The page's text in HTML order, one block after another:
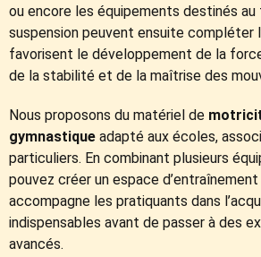
ou encore les équipements destinés au
suspension peuvent ensuite compléter
favorisent le développement de la
de la stabilité et de la maîtrise des
Nous proposons du matériel de
gymnastique adapté aux écoles,
particuliers. En combinant plusieurs
pouvez créer un espace
accompagne les pratiquants dans
indispensables avant de passer à des
avancés.